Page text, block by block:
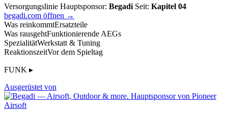
Versorgungslinie Hauptsponsor: Begadi Seit: Kapitel 04
begadi.com öffnen →
Was reinkommtErsatzteile
Was rausgehtFunktionierende AEGs
SpezialitätWerkstatt & Tuning
ReaktionszeitVor dem Spieltag
FUNK ▸
Ausgerüstet von